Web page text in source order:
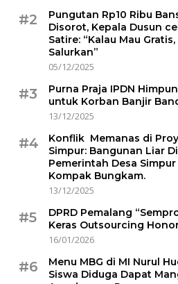
#2
Pungutan Rp10 Ribu
Disorot, Kepala Dusun
Satire: “Kalau Mau
Salurkan”
05/12/2025
#3
Purna Praja IPDN
untuk Korban Banjir
13/12/2025
#4
Konflik Memanas di
Simpur: Bangunan Liar
Pemerintah Desa
Kompak Bungkam.
13/12/2025
#5
DPRD Pemalang
Keras Outsourcing
16/01/2026
#6
Menu MBG di MI Nurul
Siswa Diduga Dapat